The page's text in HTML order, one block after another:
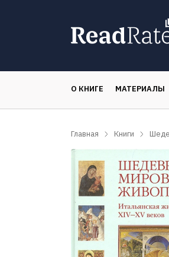
О КНИГЕ МАТЕРИАЛЫ
Главная Книги